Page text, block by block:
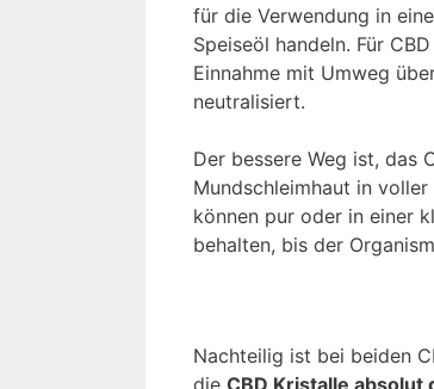
für die Verwendung in
Speiseöl handeln. Für
Einnahme mit Umweg
neutralisiert.
Der bessere Weg ist, das
Mundschleimhaut in
können pur oder in einer
behalten, bis der
Nachteilig ist bei beiden
die CBD Kristalle absolut